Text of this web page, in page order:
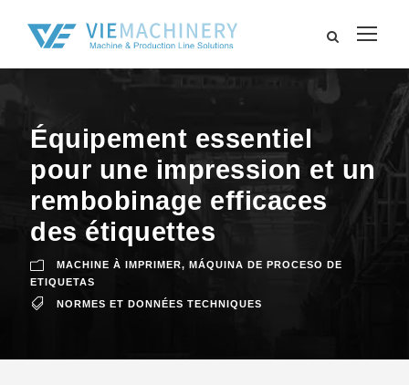
Équipement essentiel
pour une impression et un
rembobinage efficaces
des étiquettes
MACHINE À IMPRIMER, MÁQUINA DE PROCESO DE
ETIQUETAS
NORMES ET DONNÉES TECHNIQUES